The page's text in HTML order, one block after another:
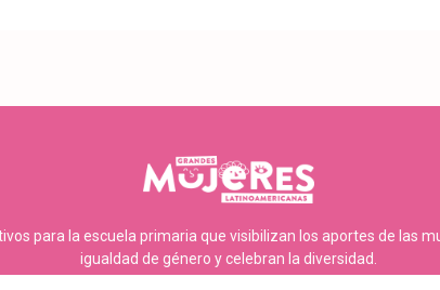
para la escuela primaria que visibilizan los aportes de las
igualdad de género y celebran la diversidad.